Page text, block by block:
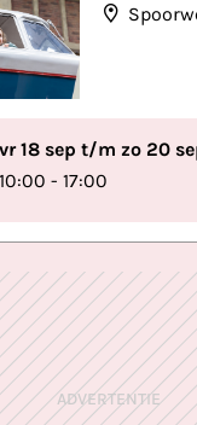
vr 18 sep t/m zo 20
10:00 - 17:00
ADVERTENTIE